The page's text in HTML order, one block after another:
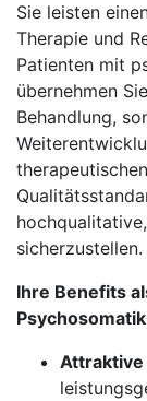
Sie leisten
Therapie und
Patienten mit
übernehmen
Behandlung,
sicherzustellen.
Ihre Benefits